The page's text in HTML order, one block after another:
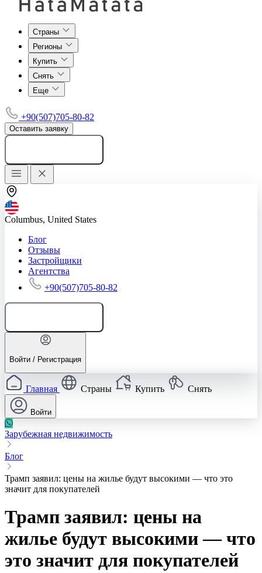
Страны
Регионы
Купить
Снять
Еще
+90(507)705-80-82
Оставить заявку
Columbus, United States
Блог
Отзывы
Застройщики
Агентства
+90(507)705-80-82
Войти / Регистрация
Главная Страны Купить Снять
Войти
Зарубежная недвижимость
Блог
Трамп заявил: цены на жилье будут высокими — что это
значит для покупателей
Трамп заявил: цены на
жилье будут высокими — что
это значит для покупателей